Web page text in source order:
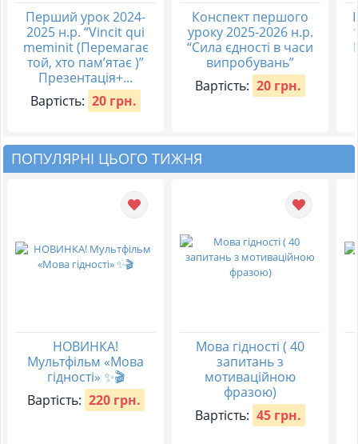
Перший урок 2024-
2025 н.р. “Vincit qui
meminit (Перемагає
той, хто пам’ятає )”
Презентація+...
Вартість: 20 грн.
Конспект першого
уроку 2025-2026 н.р.
“Сила єдності в часи
випробувань”
Вартість: 20 грн.
ПОПУЛЯРНІ ЦЬОГО ТИЖНЯ
НОВИНКА!
Мультфільм «Мова
гідності» ✨🎬
Вартість: 220 грн.
Мова гідності ( 40
запитань з
мотиваційною
фразою)
Вартість: 45 грн.